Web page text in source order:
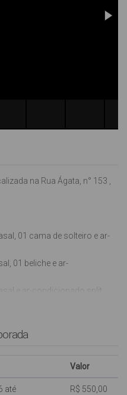
na Rua Ágata, n° 153 ,
01 cama de solteiro e ar-
01 beliche e ar-
e ar-condicionado split,
Valor
até
R$ 550,00